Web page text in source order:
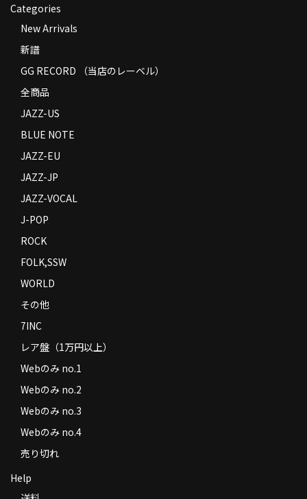
Privacy Policy
Contact
Categories
New Arrivals
新譜
GG RECORD （当店のレーベル）
全商品
JAZZ-US
BLUE NOTE
JAZZ-EU
JAZZ-JP
JAZZ-VOCAL
J-POP
ROCK
FOLK,SSW
WORLD
その他
7INC
レア盤（1万円以上）
Webのみ no.1
Webのみ no.2
Webのみ no.3
Webのみ no.4
売り切れ
Help